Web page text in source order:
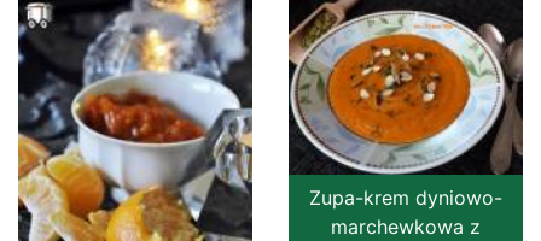
Zupa-krem dyniowo-
marchewkowa z